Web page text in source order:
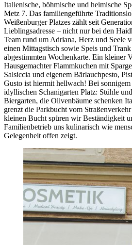
Italienische, böhmische und heimische
Metz 7. Das familiengeführte
Weißenburger Platzes zählt seit
Lieblingsadresse – nicht nur bei den
Team rund um Adriana, Herz und Seele
einen Mittagstisch sowie Speis und
abgestimmten Wochenkarte. Ein kleiner
Hausgemachter Flammkuchen mit
Salsiccia und eigenem Bärlauchpesto,
Gusto ist hiermit hellwach! Bei
idyllischen Schanigarten Platz: Stühle
Biergarten, die Olivenbäume schenken
grenzt die Parkbucht vom
kleinen Bucht spüren wir Beständigkeit
Familienbetrieb uns kulinarisch wie
Gelegenheit offen zeigt.